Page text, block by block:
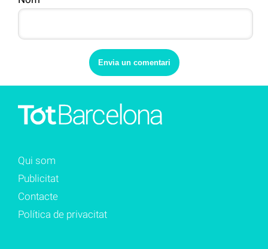
Qui som
Publicitat
Contacte
Política de privacitat